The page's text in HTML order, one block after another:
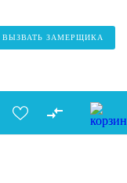
ВЫЗВАТЬ ЗАМЕРЩИКА